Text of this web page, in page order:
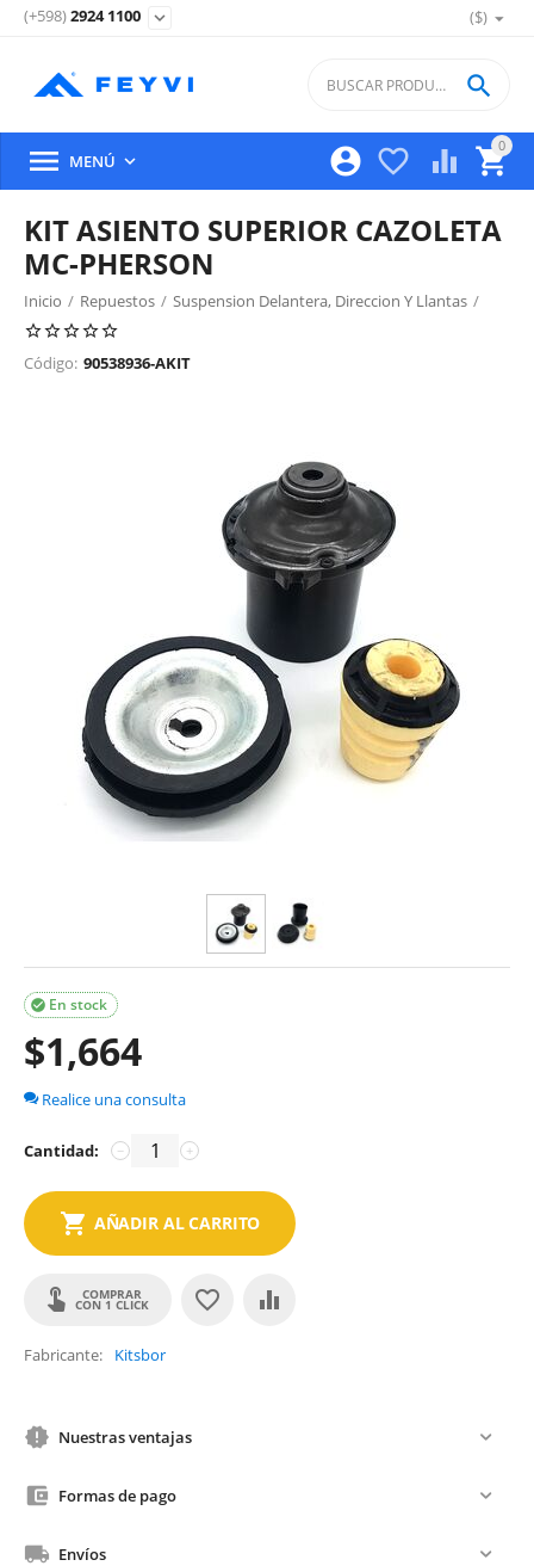
($)
(+598)2924 1100 expand_more
0

 


 MENÚ 
KIT ASIENTO SUPERIOR CAZOLETA
MC-PHERSON
Inicio / Repuestos / Suspension Delantera, Direccion Y Llantas /
Suspension Y Amortiguacion Delantera
Código: 90538936-AKIT
En stock

$1,664
Realice una consulta
Cantidad: +
−
AÑADIR AL CARRITO
COMPRAR
CON 1 CLICK
Fabricante Kitsbor
Nuestras ventajas
Formas de pago
Envíos